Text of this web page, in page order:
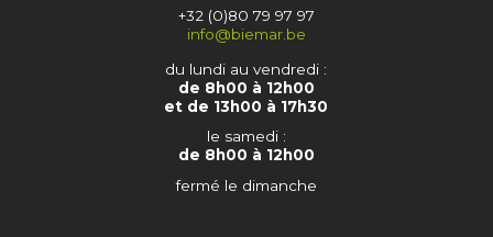
+32 (0)80 79 97 97
info@biemar.be
du lundi au vendredi :
de 8h00 à 12h00
et de 13h00 à 17h30
le samedi :
de 8h00 à 12h00
fermé le dimanche